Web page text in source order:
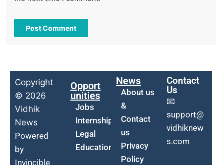
Copyright
© 2026
Vidhik
News
Powered
by
Invincible
Opport
unities
Jobs
Internship
Legal
Education
News
About us
&
Contact
us
Privacy
Policy
Contact
Us
📧
support@
vidhiknew
s.com